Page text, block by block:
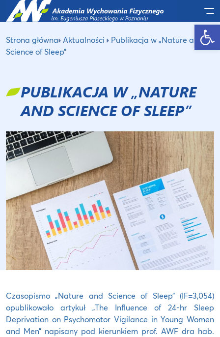
Otwórz pasek narzędzi
Strona główna Aktualności
Publikacja w „Nature and
Science of Sleep”
PUBLIKACJA W „NATURE
AND SCIENCE OF SLEEP”
Czasopismo „Nature and Science of Sleep” (IF=3,054)
opublikowało artykuł „The Influence of 24-hr Sleep
Deprivation on Psychomotor Vigilance in Young Women
and Men” napisany pod kierunkiem prof. AWF dra hab.